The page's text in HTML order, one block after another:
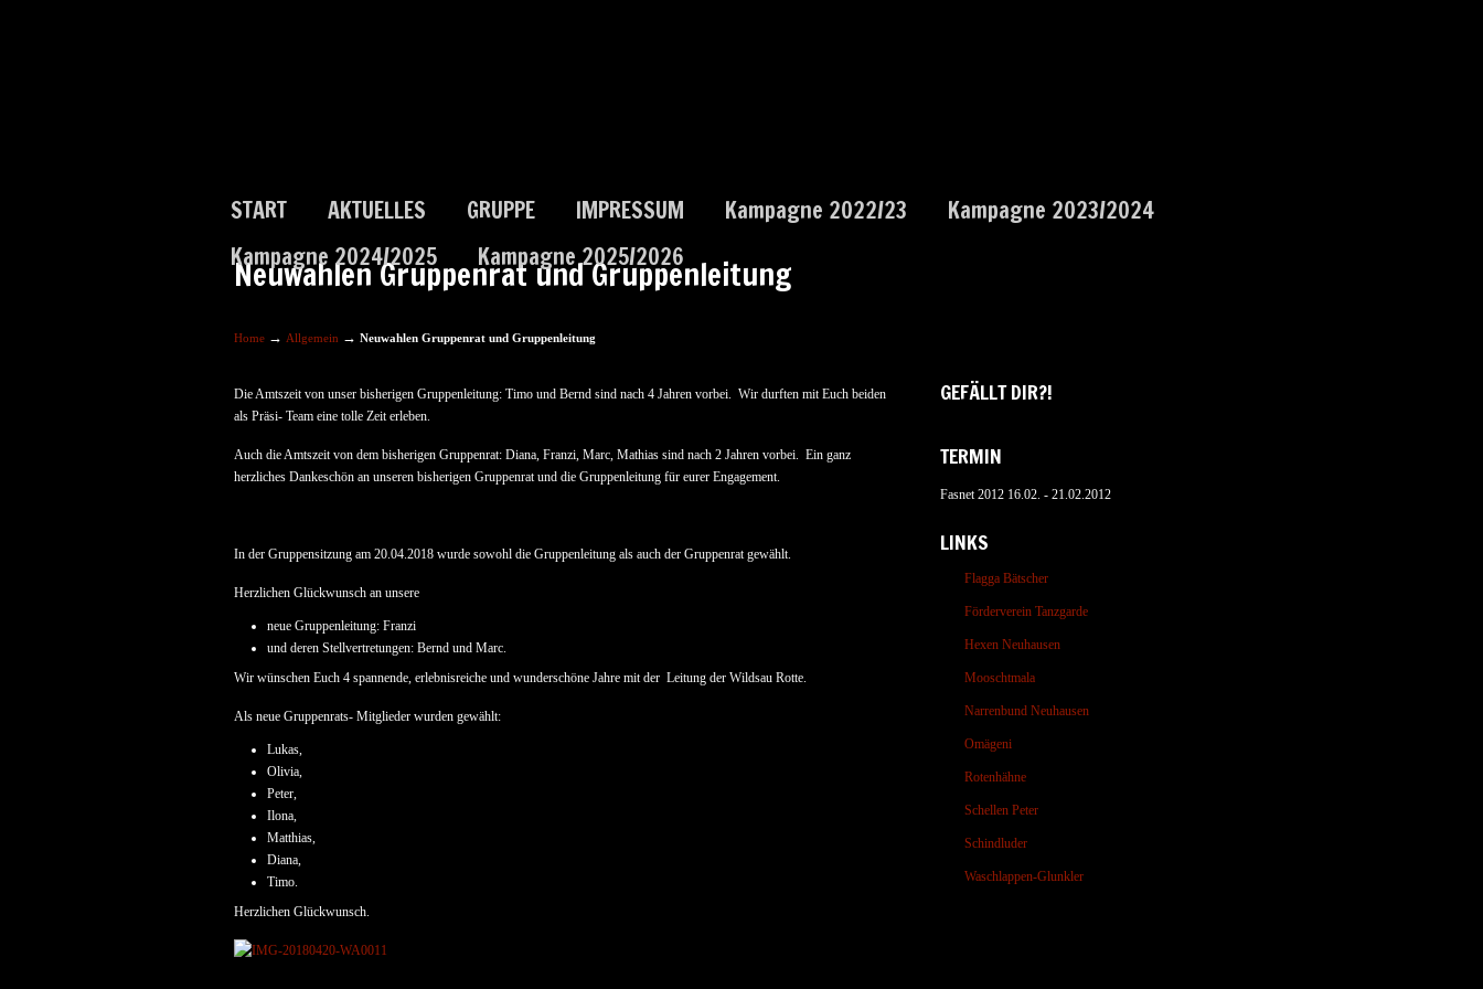
START AKTUELLES GRUPPE IMPRESSUM Kampagne 2022/23
Kampagne 2023/2024
Kampagne 2024/2025
Kampagne 2025/2026
Neuwahlen Gruppenrat und Gruppenleitung
Home → Allgemein → Neuwahlen Gruppenrat und Gruppenleitung
Die Amtszeit von unser bisherigen Gruppenleitung: Timo und Bernd sind nach 4 Jahren vorbei. Wir durften mit Euch beiden
als Präsi- Team eine tolle Zeit erleben.
Auch die Amtszeit von dem bisherigen Gruppenrat: Diana, Franzi, Marc, Mathias sind nach 2 Jahren vorbei. Ein ganz
herzliches Dankeschön an unseren bisherigen Gruppenrat und die Gruppenleitung für eurer Engagement.
In der Gruppensitzung am 20.04.2018 wurde sowohl die Gruppenleitung als auch der Gruppenrat gewählt.
Herzlichen Glückwunsch an unsere
neue Gruppenleitung: Franzi
und deren Stellvertretungen: Bernd und Marc.
Wir wünschen Euch 4 spannende, erlebnisreiche und wunderschöne Jahre mit der Leitung der Wildsau Rotte.
Als neue Gruppenrats- Mitglieder wurden gewählt:
Lukas,
Olivia,
Peter,
Ilona,
Matthias,
Diana,
Timo.
Herzlichen Glückwunsch.
GEFÄLLT DIR?!
TERMIN
Fasnet 2012 16.02. - 21.02.2012
LINKS
Flagga Bätscher
Förderverein Tanzgarde
Hexen Neuhausen
Mooschtmala
Narrenbund Neuhausen
Omägeni
Rotenhähne
Schellen Peter
Schindluder
Waschlappen-Glunkler